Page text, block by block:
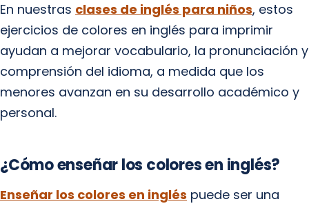
En nuestras clases de inglés para niños, estos
ejercicios de colores en inglés para imprimir
ayudan a mejorar vocabulario, la pronunciación y
comprensión del idioma, a medida que los
menores avanzan en su desarrollo académico y
personal.
¿Cómo enseñar los colores en inglés?
Enseñar los colores en inglés puede ser una